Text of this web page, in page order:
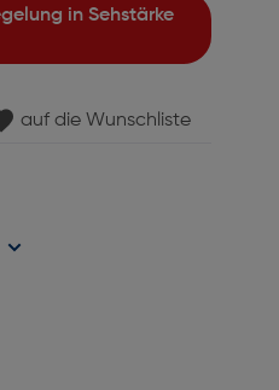
auf die Wunschliste